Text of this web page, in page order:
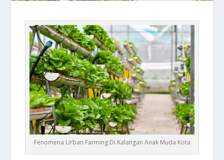
Fenomena Urban Farming Di Kalangan Anak Muda Kota